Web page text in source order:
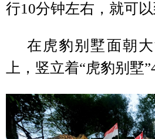
行10分钟左右，就可
在虎豹别墅面朝
上，竖立着“虎豹别墅